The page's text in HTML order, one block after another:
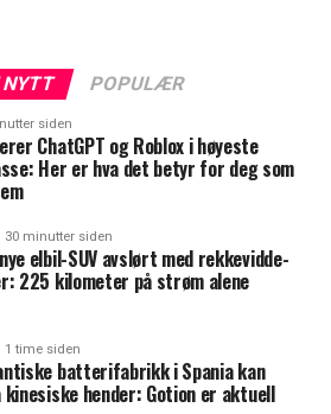
NYTT POPULÆR
siden
ChatGPT og Roblox i høyeste
Her er hva det betyr for deg som
30 minutter siden
elbil-SUV avslørt med rekkevidde-
225 kilometer på strøm alene
1 time siden
batterifabrikk i Spania kan
kinesiske hender: Gotion er aktuell